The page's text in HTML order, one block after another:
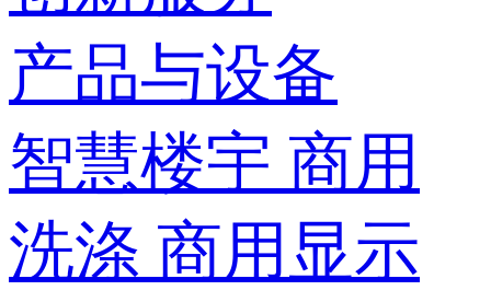
产品与设备
智慧楼宇 商用
洗涤 商用显示